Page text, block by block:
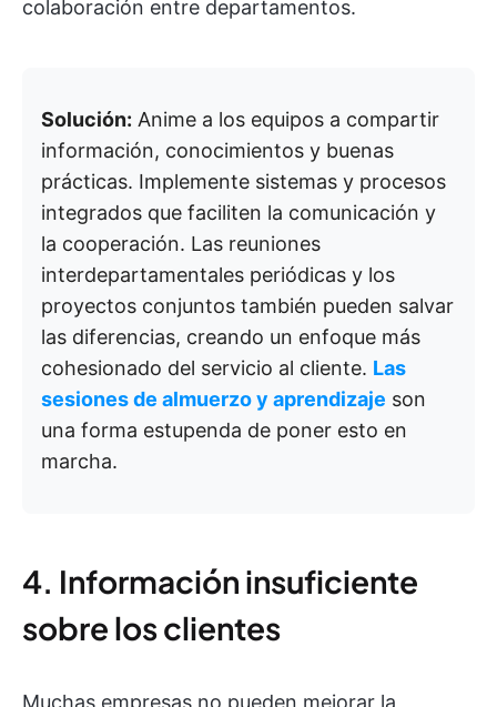
colaboración entre departamentos.
Solución: Anime a los equipos a compartir
información, conocimientos y buenas
prácticas. Implemente sistemas y procesos
integrados que faciliten la comunicación y
la cooperación. Las reuniones
interdepartamentales periódicas y los
proyectos conjuntos también pueden salvar
las diferencias, creando un enfoque más
cohesionado del servicio al cliente. Las
sesiones de almuerzo y aprendizaje son
una forma estupenda de poner esto en
marcha.
4. Información insuficiente
sobre los clientes